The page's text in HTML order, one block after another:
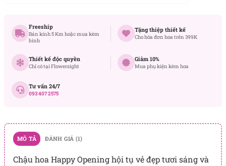
Freeship
Bán kính 5 Km hoặc mua kèm
bình
Tặng thiệp thiết kế
Cho hóa đơn hoa trên 399K
Thiết kế độc quyền
Chỉ có tại Flowersight
Giảm 10%
Mua phụ kiện kèm hoa
Tư vấn 24/7
093 407 2575
MÔ TẢ ĐÁNH GIÁ (1)
Chậu hoa Happy Opening hội tụ vẻ đẹp tươi sáng và